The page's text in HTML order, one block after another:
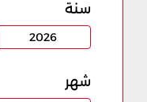
سنة
2026
شهر